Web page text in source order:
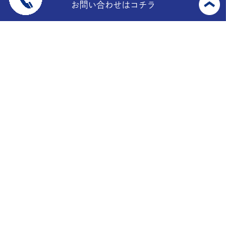
お問い合わせはコチラ